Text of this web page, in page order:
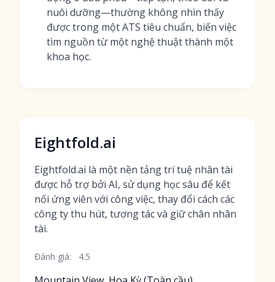
nuôi dưỡng—thường không nhìn thấy
được trong một ATS tiêu chuẩn, biến việc
tìm nguồn từ một nghệ thuật thành một
khoa học.
Eightfold.ai
Eightfold.ai là một nền tảng trí tuệ nhân tài
được hỗ trợ bởi AI, sử dụng học sâu để kết
nối ứng viên với công việc, thay đổi cách các
công ty thu hút, tương tác và giữ chân nhân
tài.
Đánh giá: 4.5